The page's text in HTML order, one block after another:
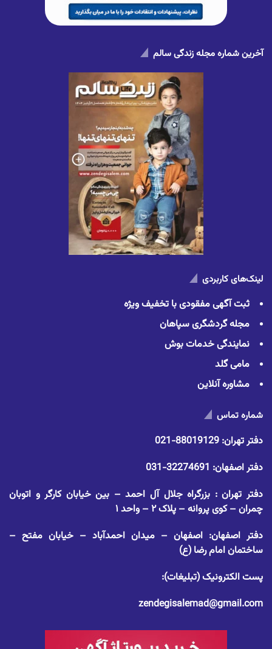
آخرین شماره مجله زندگی سالم
لینک‌های کاربردی
ثبت آگهی مفقودی با تخفیف ویژه
مجله گردشگری سپاهان
نمایندگی خدمات بوش
مامی گلد
مشاوره آنلاین
شماره تماس
دفتر تهران: 88019129-021
دفتر اصفهان: 32274691-031
دفتر تهران : بزرگراه جلال آل احمد – بین خیابان کارگر و اتوبان
چمران – کوی پروانه – پلاک ۲ – واحد ۱
دفتر اصفهان: اصفهان – میدان احمدآباد – خیابان مفتح –
ساختمان امام رضا (ع)
پست الکترونیک (تبلیغات):
zendegisalemad@gmail.com